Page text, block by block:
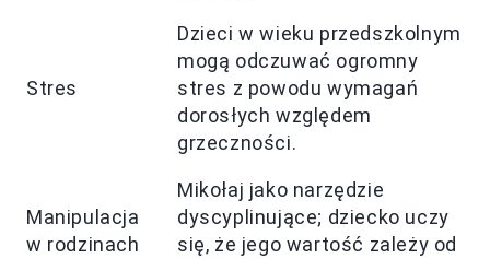
Stres
Dzieci w wieku przedszkolnym
mogą odczuwać ogromny
stres z powodu wymagań
dorosłych względem
grzeczności.
Manipulacja
w rodzinach
Mikołaj jako narzędzie
dyscyplinujące; dziecko uczy
się, że jego wartość zależy od